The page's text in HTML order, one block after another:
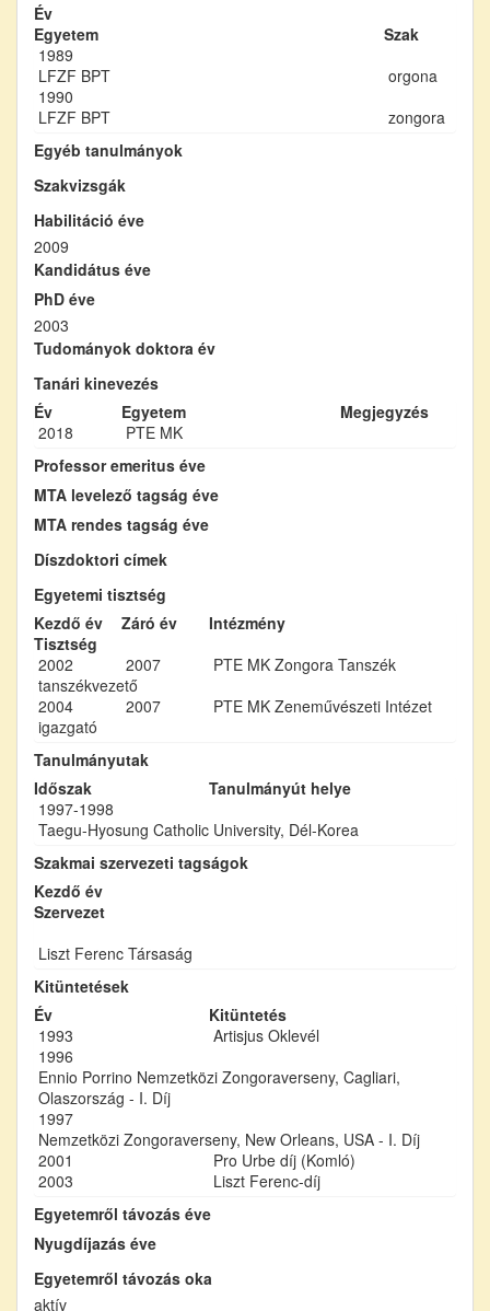
Év
Egyetem
Szak
1989
LFZF BPT
orgona
1990
LFZF BPT
zongora
Egyéb tanulmányok
Szakvizsgák
Habilitáció éve
2009
Kandidátus éve
PhD éve
2003
Tudományok doktora év
Tanári kinevezés
Év
Egyetem
Megjegyzés
2018
PTE MK
Professor emeritus éve
MTA levelező tagság éve
MTA rendes tagság éve
Díszdoktori címek
Egyetemi tisztség
Kezdő év
Záró év
Intézmény
Tisztség
2002
2007
PTE MK Zongora Tanszék
tanszékvezető
2004
2007
PTE MK Zeneművészeti Intézet
igazgató
Tanulmányutak
Időszak
Tanulmányút helye
1997-1998
Taegu-Hyosung Catholic University, Dél-Korea
Szakmai szervezeti tagságok
Kezdő év
Szervezet
Liszt Ferenc Társaság
Kitüntetések
Év
Kitüntetés
1993
Artisjus Oklevél
1996
Ennio Porrino Nemzetközi Zongoraverseny, Cagliari,
Olaszország - I. Díj
1997
Nemzetközi Zongoraverseny, New Orleans, USA - I. Díj
2001
Pro Urbe díj (Komló)
2003
Liszt Ferenc-díj
Egyetemről távozás éve
Nyugdíjazás éve
Egyetemről távozás oka
aktív